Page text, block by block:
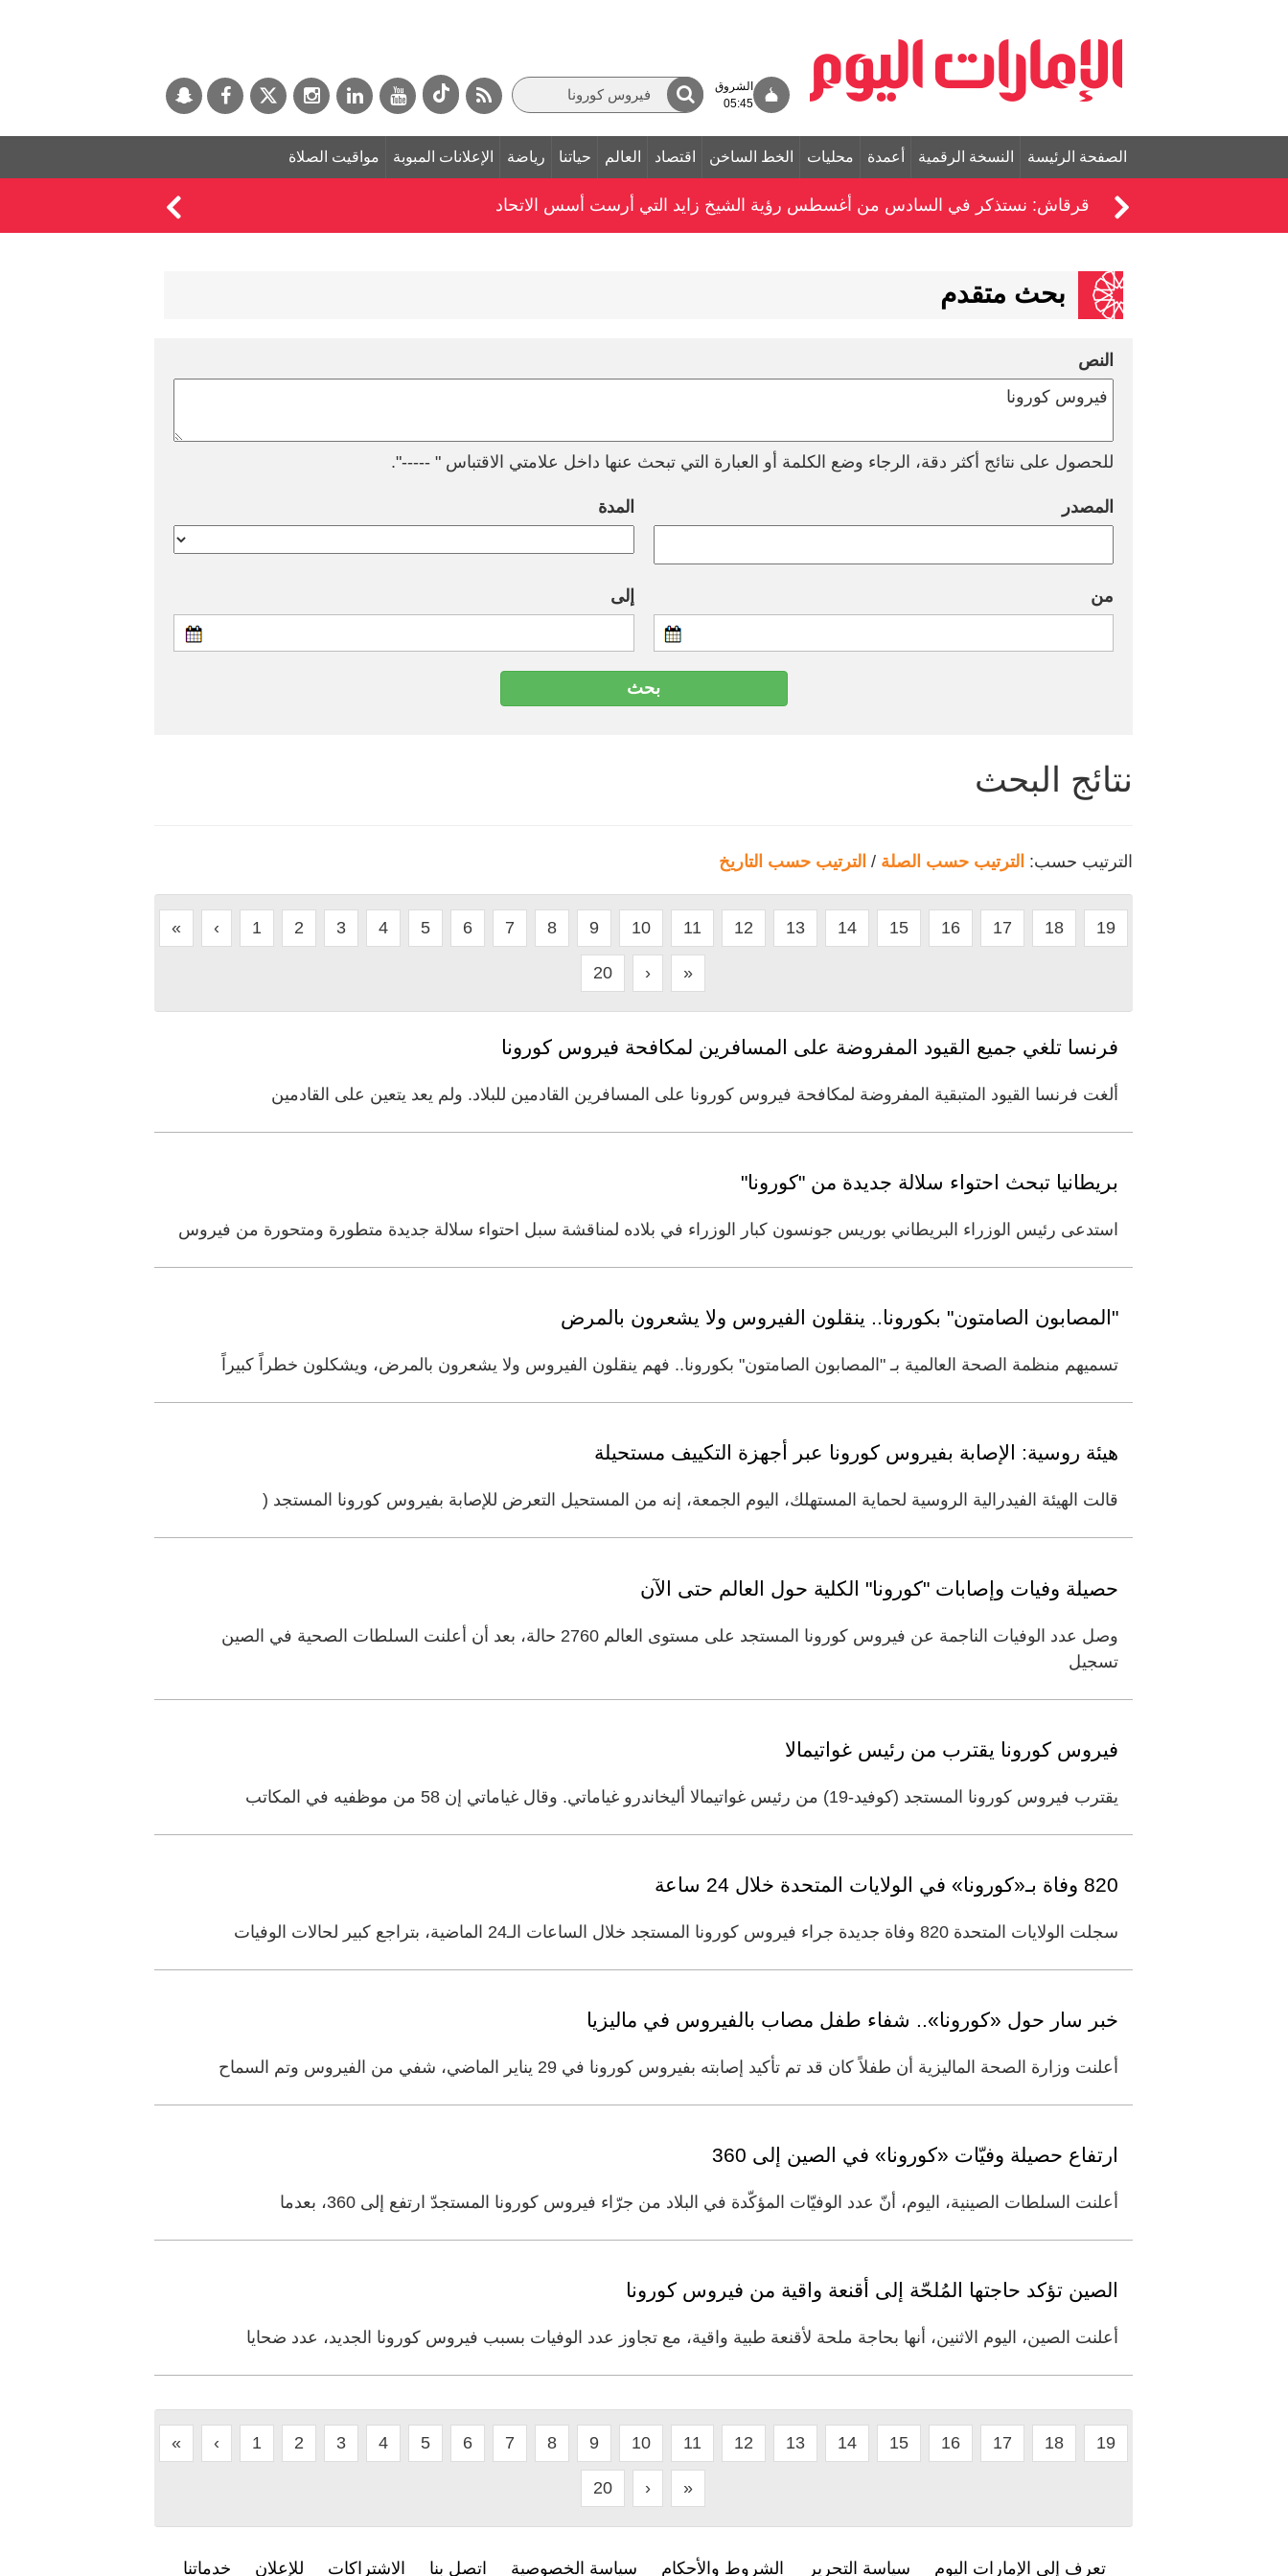
الشروق
05:45
الصفحة الرئيسة النسخة الرقمية أعمدة محليات الخط الساخن اقتصاد العالم حياتنا رياضة الإعلانات المبوبة مواقيت الصلاة
قرقاش: نستذكر في السادس من أغسطس رؤية الشيخ زايد التي أرست أسس الاتحاد
بحث متقدم
النص
للحصول على نتائج أكثر دقة، الرجاء وضع الكلمة أو العبارة التي تبحث عنها داخل علامتي الاقتباس " -----".
المصدر المدة
من إلى
نتائج البحث
الترتيب حسب: الترتيب حسب الصلة / الترتيب حسب التاريخ
« ‹ 1 2 3 4 5 6 7 8 9 10 11 12 13 14 15 16 17 18 19
20 › »
فرنسا تلغي جميع القيود المفروضة على المسافرين لمكافحة فيروس كورونا
ألغت فرنسا القيود المتبقية المفروضة لمكافحة فيروس كورونا على المسافرين القادمين للبلاد. ولم يعد يتعين على القادمين
بريطانيا تبحث احتواء سلالة جديدة من "كورونا"
استدعى رئيس الوزراء البريطاني بوريس جونسون كبار الوزراء في بلاده لمناقشة سبل احتواء سلالة جديدة متطورة ومتحورة من فيروس
"المصابون الصامتون" بكورونا.. ينقلون الفيروس ولا يشعرون بالمرض
تسميهم منظمة الصحة العالمية بـ "المصابون الصامتون" بكورونا.. فهم ينقلون الفيروس ولا يشعرون بالمرض، ويشكلون خطراً كبيراً
هيئة روسية: الإصابة بفيروس كورونا عبر أجهزة التكييف مستحيلة
قالت الهيئة الفيدرالية الروسية لحماية المستهلك، اليوم الجمعة، إنه من المستحيل التعرض للإصابة بفيروس كورونا المستجد (
حصيلة وفيات وإصابات "كورونا" الكلية حول العالم حتى الآن
وصل عدد الوفيات الناجمة عن فيروس كورونا المستجد على مستوى العالم 2760 حالة، بعد أن أعلنت السلطات الصحية في الصين
تسجيل
فيروس كورونا يقترب من رئيس غواتيمالا
يقترب فيروس كورونا المستجد (كوفيد-19) من رئيس غواتيمالا أليخاندرو غياماتي. وقال غياماتي إن 58 من موظفيه في المكاتب
820 وفاة بـ«كورونا» في الولايات المتحدة خلال 24 ساعة
سجلت الولايات المتحدة 820 وفاة جديدة جراء فيروس كورونا المستجد خلال الساعات الـ24 الماضية، بتراجع كبير لحالات الوفيات
خبر سار حول «كورونا».. شفاء طفل مصاب بالفيروس في ماليزيا
أعلنت وزارة الصحة الماليزية أن طفلاً كان قد تم تأكيد إصابته بفيروس كورونا في 29 يناير الماضي، شفي من الفيروس وتم السماح
ارتفاع حصيلة وفيّات «كورونا» في الصين إلى 360
أعلنت السلطات الصينية، اليوم، أنّ عدد الوفيّات المؤكّدة في البلاد من جرّاء فيروس كورونا المستجدّ ارتفع إلى 360، بعدما
الصين تؤكد حاجتها المُلحّة إلى أقنعة واقية من فيروس كورونا
أعلنت الصين، اليوم الاثنين، أنها بحاجة ملحة لأقنعة طبية واقية، مع تجاوز عدد الوفيات بسبب فيروس كورونا الجديد، عدد ضحايا
« ‹ 1 2 3 4 5 6 7 8 9 10 11 12 13 14 15 16 17 18 19
20 › »
تعرف إلى الإمارات اليوم سياسة التحرير الشروط والأحكام سياسة الخصوصية اتصل بنا الاشتراكات للإعلان خدماتنا